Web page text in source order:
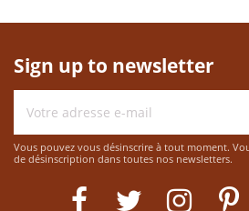
Sign up to newsletter
Vous pouvez vous désinscrire à tout moment.
de désinscription dans toutes nos newsletters.